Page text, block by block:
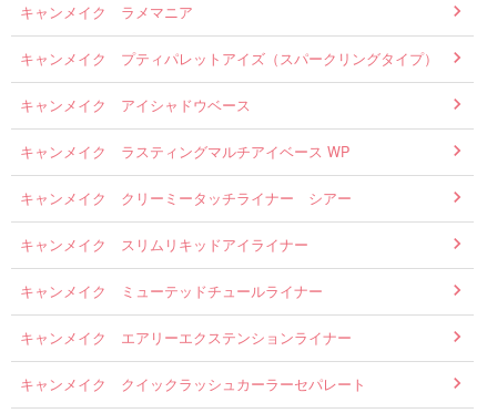
キャンメイク ラメマニア
キャンメイク プティパレットアイズ（スパークリングタイプ）
キャンメイク アイシャドウベース
キャンメイク ラスティングマルチアイベース WP
キャンメイク クリーミータッチライナー シアー
キャンメイク スリムリキッドアイライナー
キャンメイク ミューテッドチュールライナー
キャンメイク エアリーエクステンションライナー
キャンメイク クイックラッシュカーラーセパレート